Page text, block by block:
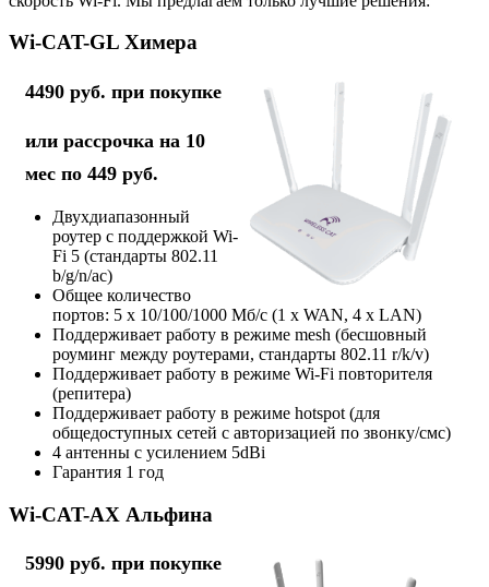
Wi-CAT-GL Химера
4490 руб. при покупке
или рассрочка на 10
мес по 449 руб.
Двухдиапазонный
роутер с поддержкой Wi-
Fi 5 (стандарты 802.11
b/g/n/ac)
Общее количество
портов: 5 х 10/100/1000 Мб/с (1 x WAN, 4 x LAN)
Поддерживает работу в режиме mesh (бесшовный
роуминг между роутерами, стандарты 802.11 r/k/v)
Поддерживает работу в режиме Wi-Fi повторителя
(репитера)
Поддерживает работу в режиме hotspot (для
общедоступных сетей с авторизацией по звонку/смс)
4 антенны с усилением 5dBi
Гарантия 1 год
Wi-CAT-AX Альфина
5990 руб. при покупке